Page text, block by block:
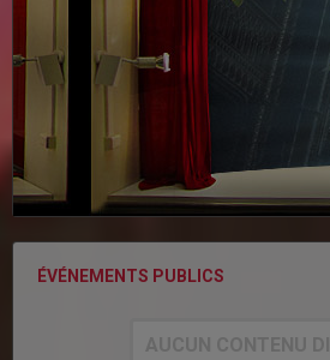
ÉVÉNEMENTS PUBLICS